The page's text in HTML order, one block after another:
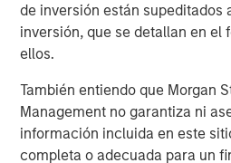
de inversión están supeditados
inversión, que se detallan en el
ellos.
También entiendo que Morgan
Management no garantiza ni
información incluida en este
completa o adecuada para un
invest in new and existing
and Greater Manchester.”
investing in high-quality
urban markets, where strong
limited supply support long-